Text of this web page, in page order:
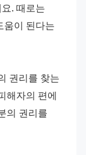
. 때로는
움이 된다는
권리를 찾는
해자의 편에
의 권리를